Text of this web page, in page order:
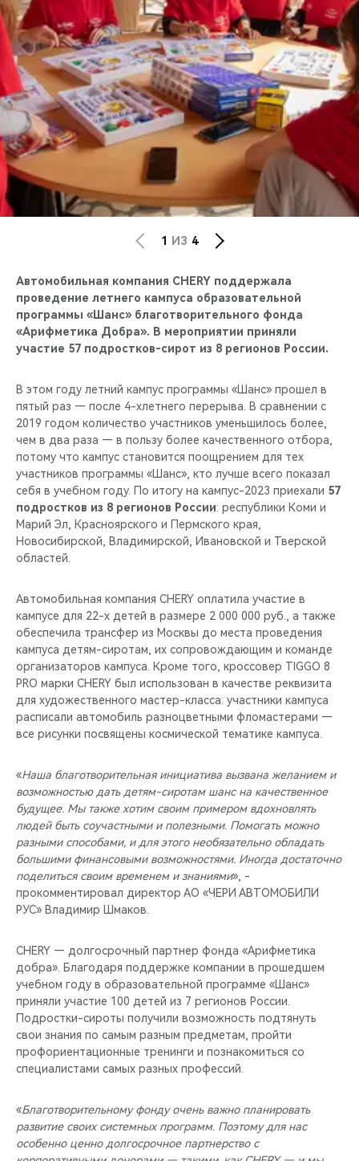
CHERY И СПОРТ
НАШИ МЕРОПРИЯТИЯ
ВИДЕООБЗОРЫ
CHERY ДЛЯ ДЕТЕЙ
1 ИЗ 4
Автомобильная компания CHERY поддержала
проведение летнего кампуса образовательной
программы «Шанс» благотворительного фонда
«Арифметика Добра». В мероприятии приняли
участие 57 подростков-сирот из 8 регионов России.
В этом году летний кампус программы «Шанс» прошел в
пятый раз — после 4-хлетнего перерыва. В сравнении с
2019 годом количество участников уменьшилось более,
чем в два раза — в пользу более качественного отбора,
потому что кампус становится поощрением для тех
участников программы «Шанс», кто лучше всего показал
себя в учебном году. По итогу на кампус-2023 приехали 57
подростков из 8 регионов России: республики Коми и
Марий Эл, Красноярского и Пермского края,
Новосибирской, Владимирской, Ивановской и Тверской
областей.
Автомобильная компания CHERY оплатила участие в
кампусе для 22-х детей в размере 2 000 000 руб., а также
обеспечила трансфер из Москвы до места проведения
кампуса детям-сиротам, их сопровождающим и команде
организаторов кампуса. Кроме того, кроссовер TIGGO 8
PRO марки CHERY был использован в качестве реквизита
для художественного мастер-класса: участники кампуса
расписали автомобиль разноцветными фломастерами —
все рисунки посвящены космической тематике кампуса.
«Наша благотворительная инициатива вызвана желанием и
возможностью дать детям-сиротам шанс на качественное
будущее. Мы также хотим своим примером вдохновлять
людей быть соучастными и полезными. Помогать можно
разными способами, и для этого необязательно обладать
большими финансовыми возможностями. Иногда достаточно
поделиться своим временем и знаниями», -
прокомментировал директор АО «ЧЕРИ АВТОМОБИЛИ
РУС» Владимир Шмаков.
CHERY — долгосрочный партнер фонда «Арифметика
добра». Благодаря поддержке компании в прошедшем
учебном году в образовательной программе «Шанс»
приняли участие 100 детей из 7 регионов России.
Подростки-сироты получили возможность подтянуть
свои знания по самым разным предметам, пройти
профориентационные тренинги и познакомиться со
специалистами самых разных профессий.
«Благотворительному фонду очень важно планировать
развитие своих системных программ. Поэтому для нас
особенно ценно долгосрочное партнерство с